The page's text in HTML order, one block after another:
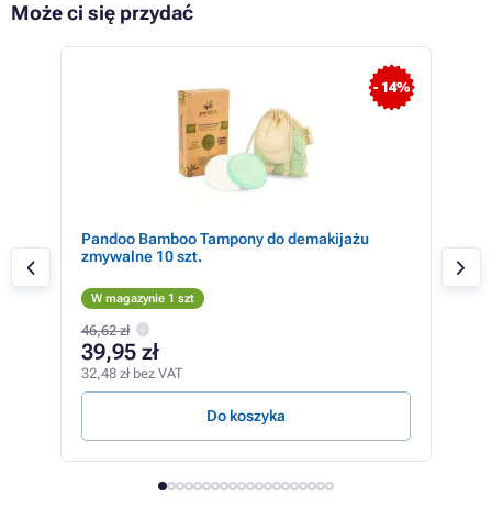
Może ci się przydać
- 14%
Pandoo Bamboo Tampony do demakijażu
zmywalne 10 szt.
W magazynie 1 szt
46,62 zł
39,95 zł
32,48 zł bez VAT
Do koszyka